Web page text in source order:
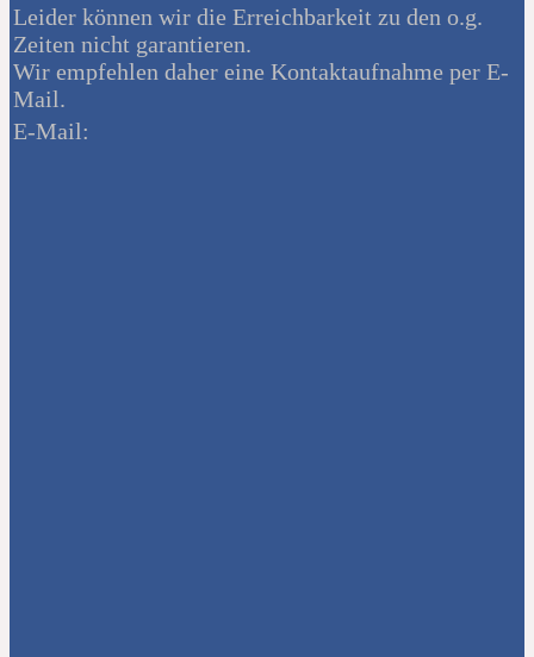
Leider können wir die Erreichbarkeit zu den o.g.
Zeiten nicht garantieren.
Wir empfehlen daher eine Kontaktaufnahme per E-
Mail.
E-Mail: